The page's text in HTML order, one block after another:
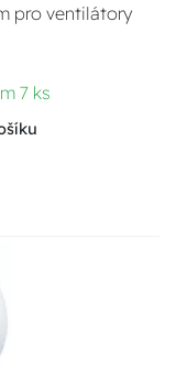
pro ventilátory
7 ks